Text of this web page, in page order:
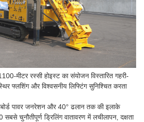
मीटर रस्सी होइस्ट का संयोजन विस्तारित गहरी-
फ्लशिंग और विश्वसनीय लिफ्टिंग सुनिश्चित करता
पावर जनरेशन और 40° ढलान तक की इलाके
चुनौतीपूर्ण ड्रिलिंग वातावरण में लचीलापन, दक्षता